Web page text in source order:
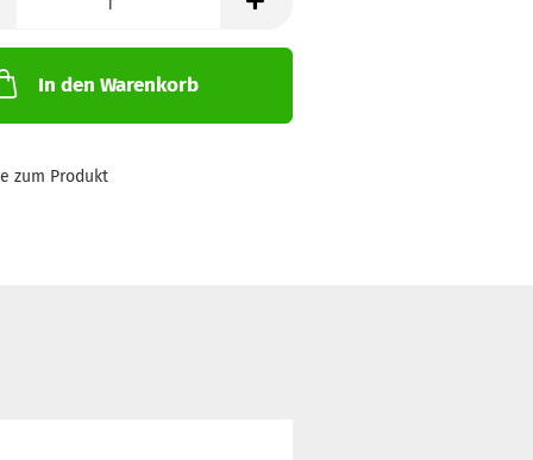
In den Warenkorb
zum Produkt